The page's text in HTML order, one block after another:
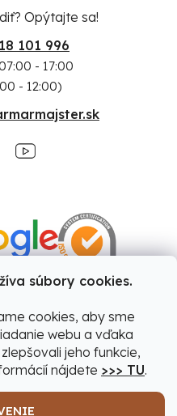
súbory cookies.
cookies, aby sme
webu a vďaka
jeho funkcie,
nájdete >>> TU.
Opýtajte sa!
101 996
- 17:00
- 12:00)